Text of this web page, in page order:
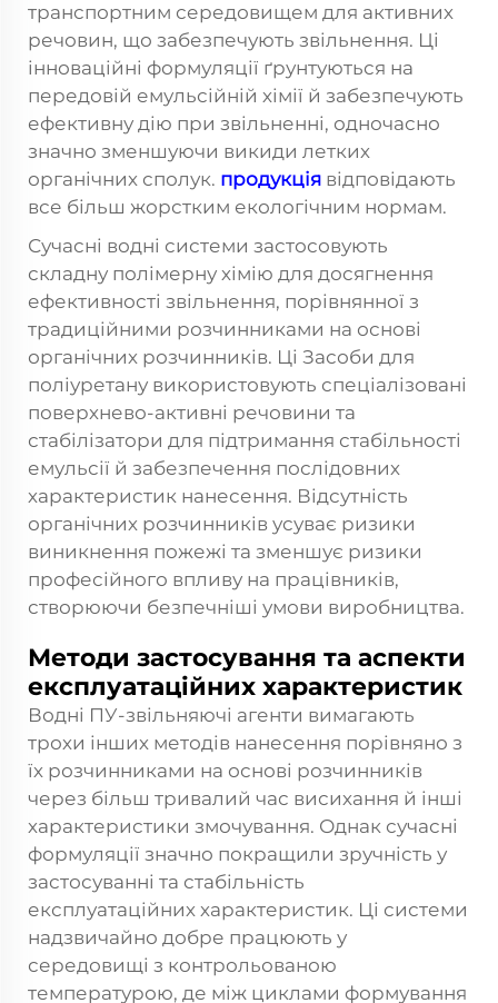
транспортним середовищем для активних
речовин, що забезпечують звільнення. Ці
інноваційні формуляції ґрунтуються на
передовій емульсійній хімії й забезпечують
ефективну дію при звільненні, одночасно
значно зменшуючи викиди летких
органічних сполук. продукція відповідають
все більш жорстким екологічним нормам.
Сучасні водні системи застосовують
складну полімерну хімію для досягнення
ефективності звільнення, порівнянної з
традиційними розчинниками на основі
органічних розчинників. Ці Засоби для
поліуретану використовують спеціалізовані
поверхнево-активні речовини та
стабілізатори для підтримання стабільності
емульсії й забезпечення послідовних
характеристик нанесення. Відсутність
органічних розчинників усуває ризики
виникнення пожежі та зменшує ризики
професійного впливу на працівників,
створюючи безпечніші умови виробництва.
Методи застосування та аспекти
експлуатаційних характеристик
Водні ПУ-звільняючі агенти вимагають
трохи інших методів нанесення порівняно з
їх розчинниками на основі розчинників
через більш тривалий час висихання й інші
характеристики змочування. Однак сучасні
формуляції значно покращили зручність у
застосуванні та стабільність
експлуатаційних характеристик. Ці системи
надзвичайно добре працюють у
середовищі з контрольованою
температурою, де між циклами формування